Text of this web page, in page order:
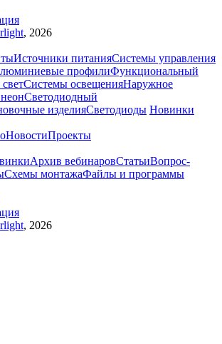
, 2026
Источники питанияСистемы управления
профилиФункциональный
Системы освещенияНаружное
Светодиодный
изделияСветодиоды Новинки
НовостиПроекты
Архив вебинаровСтатьиВопрос-
Схемы монтажаФайлы и программы
, 2026